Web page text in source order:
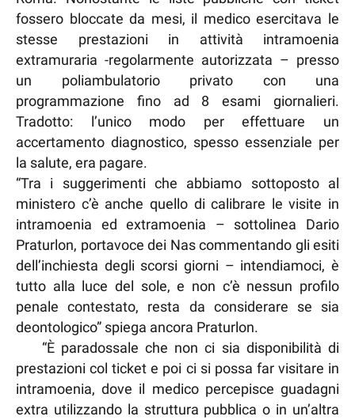
fossero bloccate da mesi, il medico esercitava le
stesse prestazioni in attività intramoenia
extramuraria -regolarmente autorizzata – presso
un poliambulatorio privato con una
programmazione fino ad 8 esami giornalieri.
Tradotto: l’unico modo per effettuare un
accertamento diagnostico, spesso essenziale per
la salute, era pagare.
“Tra i suggerimenti che abbiamo sottoposto al
ministero c’è anche quello di calibrare le visite in
intramoenia ed extramoenia – sottolinea Dario
Praturlon, portavoce dei Nas commentando gli esiti
dell’inchiesta degli scorsi giorni – intendiamoci, è
tutto alla luce del sole, e non c’è nessun profilo
penale contestato, resta da considerare se sia
deontologico” spiega ancora Praturlon.
“È paradossale che non ci sia disponibilità di
prestazioni col ticket e poi ci si possa far visitare in
intramoenia, dove il medico percepisce guadagni
extra utilizzando la struttura pubblica o in un’altra